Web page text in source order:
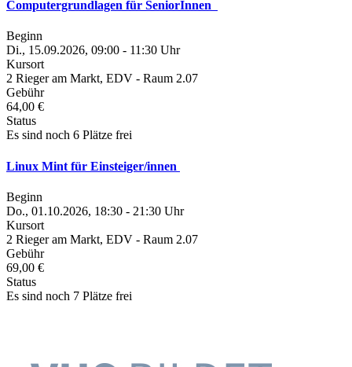
Computergrundlagen für SeniorInnen
Beginn
Di., 15.09.2026, 09:00 - 11:30 Uhr
Kursort
2 Rieger am Markt, EDV - Raum 2.07
Gebühr
64,00 €
Status
Es sind noch 6 Plätze frei
Linux Mint für Einsteiger/innen
Beginn
Do., 01.10.2026, 18:30 - 21:30 Uhr
Kursort
2 Rieger am Markt, EDV - Raum 2.07
Gebühr
69,00 €
Status
Es sind noch 7 Plätze frei